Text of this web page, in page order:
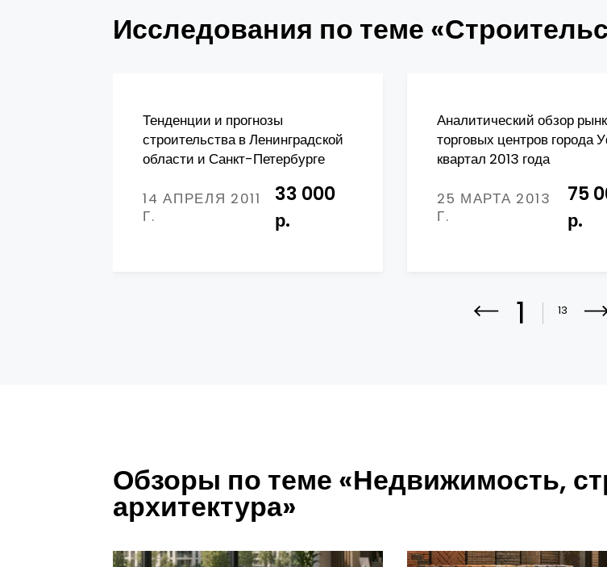
Исследования по теме
Тенденции и прогнозы
строительства в Ленинградской
области и Санкт-Петербурге
14 АПРЕЛЯ 2011
Г.
33 000
р.
Аналитический обзор
торговых центров города
квартал 2013 года
25 МАРТА 2013
Г.
75
р.
1 13
Обзоры по теме «Недвижимость,
архитектура»